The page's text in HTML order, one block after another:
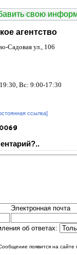
свою
агентство
Садовая ул., 106
Вс: 9:00-17:30
ссылка]
Электронная почта
об ответах:
появится на сайте